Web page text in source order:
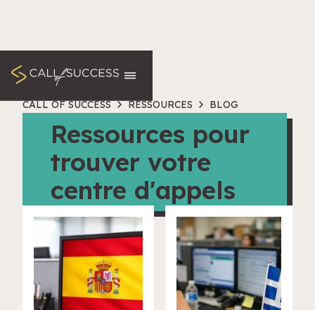
CALL OF SUCCESS RESSOURCES BLOG
Ressources pour
trouver votre
centre d'appels